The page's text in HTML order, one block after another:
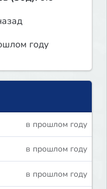
году
в прошлом году
в прошлом году
в прошлом году